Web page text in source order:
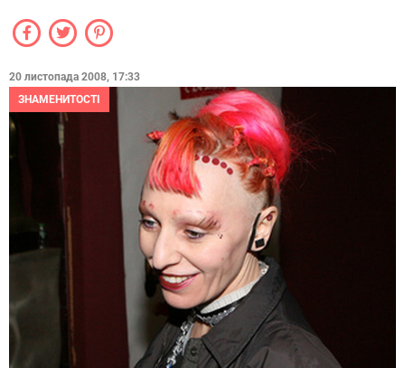
20 листопада 2008, 17:33
ЗНАМЕНИТОСТІ